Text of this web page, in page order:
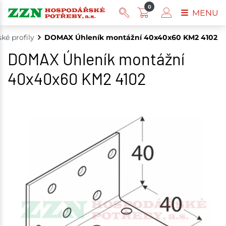
profily DOMAX Úhleník montážní 40x40x60 KM2 4102
DOMAX Úhleník montážní
40x40x60 KM2 4102
0
MENU